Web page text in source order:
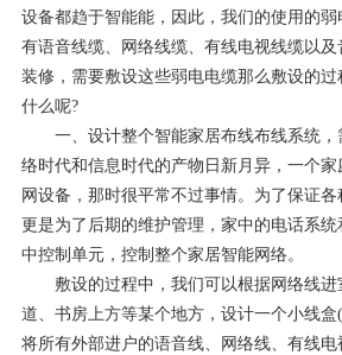
设备都趋于智能能，因此，我们的使用的
有语音线缆、网络线缆、有线电视线缆以
装修，需要敷设这些弱电电缆那么敷设的
什么呢?
一、设计整个智能家居布线布线系统，
络时代和信息时代的产物日新月异，一个
网设备，那时很平常不过事情。为了保证
更是为了后期的维护管理，家中的电话系
中控制单元，控制整个家居智能网络。
敷设的过程中，我们可以根据网络线进
道、书房上方等某个地方，设计一个小线盒
将所有外部进户的语音线、网络线、有线电